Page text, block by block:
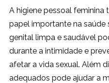
A higiene pessoal
papel importante na saúde
genital limpa e saudável
durante a intimidade e
afetar a vida sexual. Além
adequados pode ajudar a